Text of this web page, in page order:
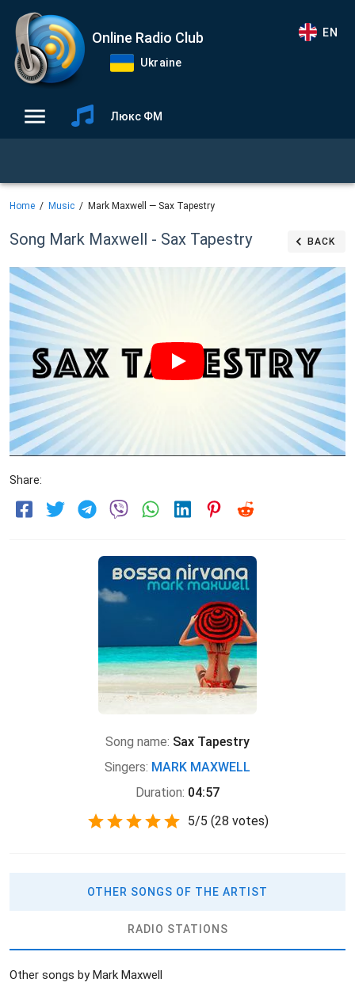
Online Radio Club
Ukraine
EN
Люкс ФМ
Home Music Mark Maxwell — Sax Tapestry
Song Mark Maxwell - Sax Tapestry BACK
Share:
Song name: Sax Tapestry
Singers: MARK MAXWELL
Duration: 04:57
5/5 (28 votes)
OTHER SONGS OF THE ARTIST
RADIO STATIONS
Other songs by Mark Maxwell